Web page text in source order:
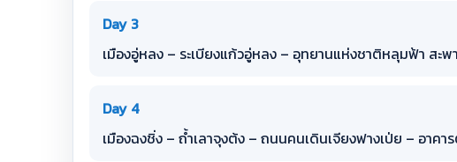
Day 3
เมืองอู่หลง – ระเบียงแก้วอู่หลง – อุทยานแห่งชาติหลุมฟ้า สะ
Day 4
เมืองฉงชิ่ง – ถ้ำเลาจุงต้ง – ถนนคนเดินเจียงฟางเป่ย – อาค